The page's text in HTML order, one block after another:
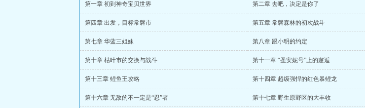
第一章 初到神奇宝贝世界 第二章 去吧，决定是你了
第四章 出发，目标常磐市 第五章 常磐森林的初次战斗
第七章 华蓝三姐妹 第八章 跟小明的约定
第十章 枯叶市的交换与战斗 第十一章 “圣安妮号”上的邂逅
第十三章 鲤鱼王攻略 第十四章 超级强悍的红色暴鲤龙
第十六章 无敌的不一定是“忍”者 第十七章 野生原野区的大丰收